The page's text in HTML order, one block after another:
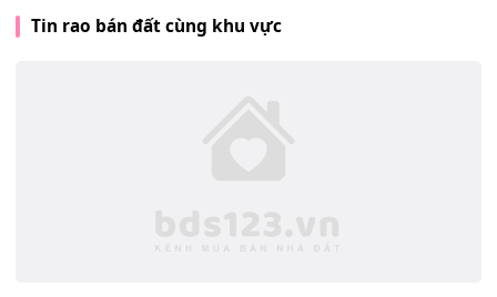
Tin rao bán đất cùng khu vực